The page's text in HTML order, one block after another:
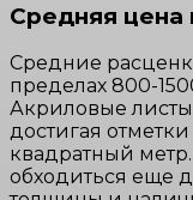
Средняя цена
Средние
пределах 800-
Акриловые листы
достигая
квадратный
обходиться еще